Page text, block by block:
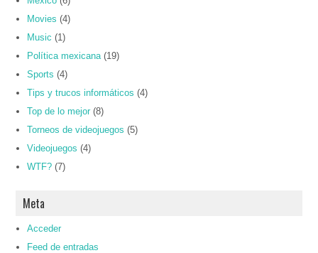
Movies (4)
Music (1)
Política mexicana (19)
Sports (4)
Tips y trucos informáticos (4)
Top de lo mejor (8)
Torneos de videojuegos (5)
Videojuegos (4)
WTF? (7)
Meta
Acceder
Feed de entradas